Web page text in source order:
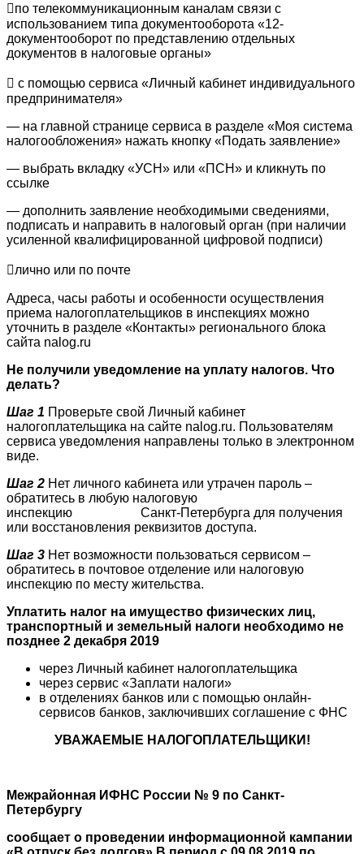
по телекоммуникационным каналам связи с
использованием типа документооборота «12-
документооборот по представлению отдельных
документов в налоговые органы»
 с помощью сервиса «Личный кабинет индивидуального
предпринимателя»
— на главной странице сервиса в разделе «Моя система
налогообложения» нажать кнопку «Подать заявление»
— выбрать вкладку «УСН» или «ПСН» и кликнуть по
ссылке
— дополнить заявление необходимыми сведениями,
подписать и направить в налоговый орган (при наличии
усиленной квалифицированной цифровой подписи)
лично или по почте
Адреса, часы работы и особенности осуществления
приема налогоплательщиков в инспекциях можно
уточнить в разделе «Контакты» регионального блока
сайта nalog.ru
Не получили уведомление на уплату налогов. Что
делать?
Шаг 1 Проверьте свой Личный кабинет
налогоплательщика на сайте nalog.ru. Пользователям
сервиса уведомления направлены только в электронном
виде.
Шаг 2 Нет личного кабинета или утрачен пароль –
обратитесь в любую налоговую
инспекцию Санкт-Петербурга для получения
или восстановления реквизитов доступа.
Шаг 3 Нет возможности пользоваться сервисом –
обратитесь в почтовое отделение или налоговую
инспекцию по месту жительства.
Уплатить налог на имущество физических лиц,
транспортный и земельный налоги необходимо не
позднее 2 декабря 2019
через Личный кабинет налогоплательщика
через сервис «Заплати налоги»
в отделениях банков или с помощью онлайн-
сервисов банков, заключивших соглашение с ФНС
УВАЖАЕМЫЕ НАЛОГОПЛАТЕЛЬЩИКИ!
Межрайонная ИФНС России № 9 по Санкт-
Петербургу
сообщает о проведении информационной кампании